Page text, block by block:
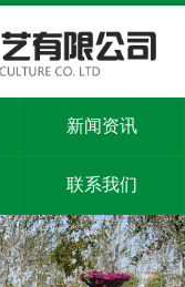
新闻资讯
联系我们